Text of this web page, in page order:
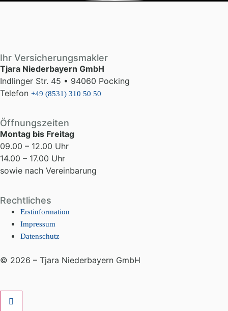
Ihr Versicherungsmakler
Tjara Niederbayern GmbH
Indlinger Str. 45 • 94060 Pocking
Telefon +49 (8531) 310 50 50
Öffnungszeiten
Montag bis Freitag
09.00 – 12.00 Uhr
14.00 – 17.00 Uhr
sowie nach Vereinbarung
Rechtliches
Erstinformation
Impressum
Datenschutz
© 2026 – Tjara Niederbayern GmbH